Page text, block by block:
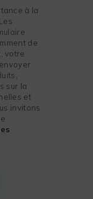
à la
de
votre
sur la
et
invitons